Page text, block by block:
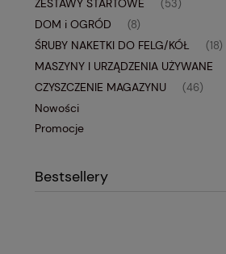
ZESTAWY STARTOWE (53)
DOM i OGRÓD (8)
ŚRUBY NAKETKI DO FELG/KÓŁ (18)
MASZYNY I URZĄDZENIA UŻYWANE
CZYSZCZENIE MAGAZYNU (46)
Nowości
Promocje
Bestsellery